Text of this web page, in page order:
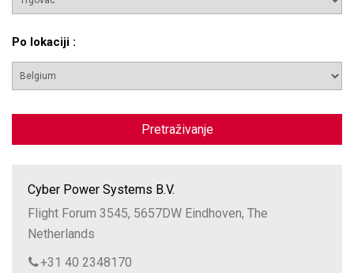
Po lokaciji :
Pretraživanje
Cyber Power Systems B.V.
Flight Forum 3545, 5657DW Eindhoven, The
Netherlands
+31 40 2348170